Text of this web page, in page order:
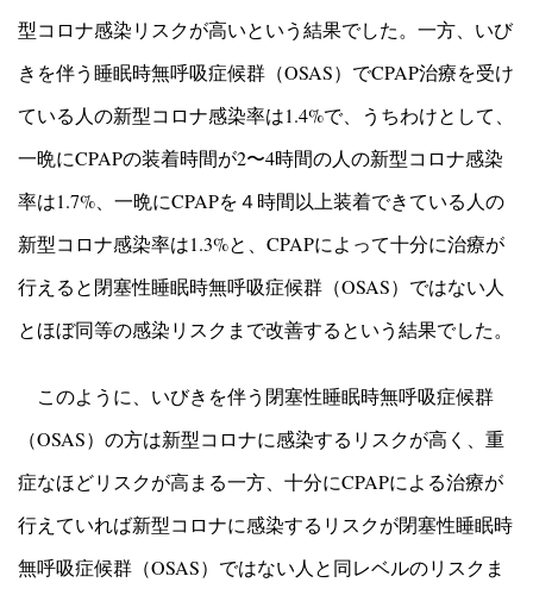
型コロナ感染リスクが高いという結果でした。一方、いび
きを伴う睡眠時無呼吸症候群（OSAS）でCPAP治療を受け
ている人の新型コロナ感染率は1.4%で、うちわけとして、
一晩にCPAPの装着時間が2〜4時間の人の新型コロナ感染
率は1.7%、一晩にCPAPを４時間以上装着できている人の
新型コロナ感染率は1.3%と、CPAPによって十分に治療が
行えると閉塞性睡眠時無呼吸症候群（OSAS）ではない人
とほぼ同等の感染リスクまで改善するという結果でした。
このように、いびきを伴う閉塞性睡眠時無呼吸症候群
（OSAS）の方は新型コロナに感染するリスクが高く、重
症なほどリスクが高まる一方、十分にCPAPによる治療が
行えていれば新型コロナに感染するリスクが閉塞性睡眠時
無呼吸症候群（OSAS）ではない人と同レベルのリスクま